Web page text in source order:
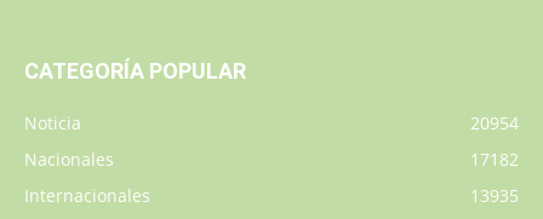
CATEGORÍA POPULAR
Noticia
20954
Nacionales
17182
Internacionales
13935